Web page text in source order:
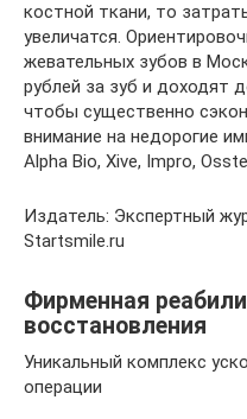
костной ткани, то
увеличатся.
жевательных зубов в
рублей за зуб и доходят
чтобы существенно
внимание на недорогие
Alpha Bio, Xive, Impro,
Издатель: Экспертный
Startsmile.ru
Фирменная
восстановления
Уникальный комплекс
операции